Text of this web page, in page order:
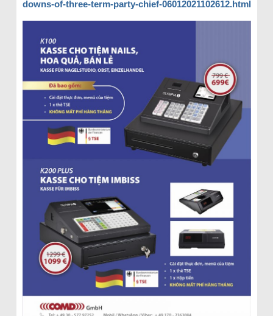
downs-of-three-term-party-chief-06012021102612.html